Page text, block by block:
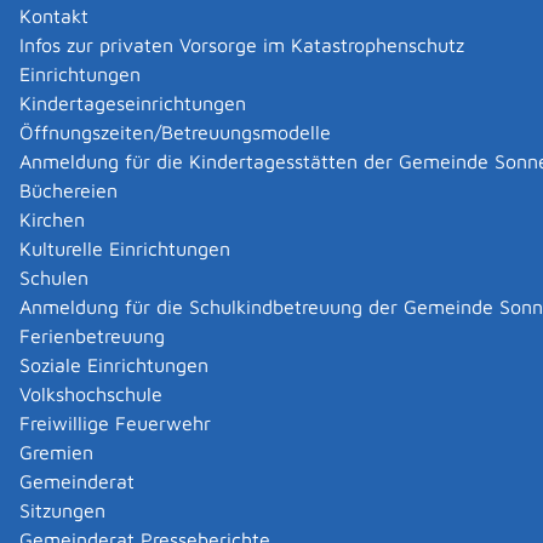
Kontakt
Infos zur privaten Vorsorge im Katastrophenschutz
Einrichtungen
Kindertageseinrichtungen
Öffnungszeiten/Betreuungsmodelle
Anmeldung für die Kindertagesstätten der Gemeinde
Büchereien
Kirchen
Kulturelle Einrichtungen
Schulen
Anmeldung für die Schulkindbetreuung der Gemeinde
Ferienbetreuung
Soziale Einrichtungen
Volkshochschule
Freiwillige Feuerwehr
Gremien
Gemeinderat
Sitzungen
Sie haben Ihr Kind in einem Krankenhaus oder in einer
anderen Einrichtung, in der Geburtshilfe geleistet wird,
bekommen?
Dann meldet der Träger der Einrichtung die Geburt
direkt beim Standesamt.
Hinweis: Die Eltern und andere Personen, die bei der
Geburt dabei waren oder von der Geburt wissen, haben
auch das Recht, die Geburt anzuzeigen.
Sie sind außerdem zu allen Angaben verpflichtet, die
das Krankenhaus nicht machen kann.
Zuständige Stelle
das Standesamt des Geburtsortes des Kindes
Gemeinde Sonnenbühl
Leistungsdetails